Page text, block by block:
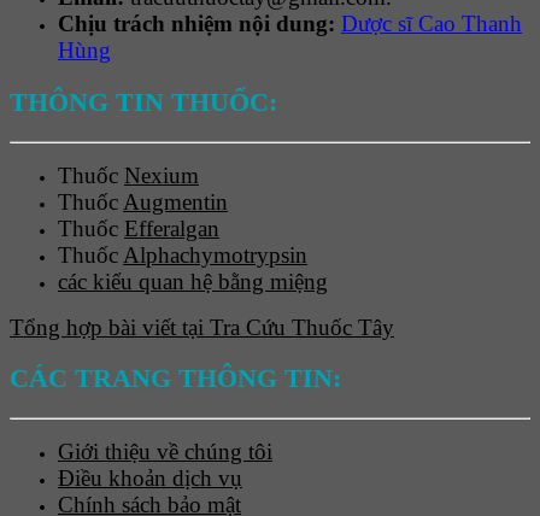
Chịu trách nhiệm nội dung: Dược sĩ Cao Thanh
Hùng
THÔNG TIN THUỐC:
Thuốc Nexium
Thuốc Augmentin
Thuốc Efferalgan
Thuốc Alphachymotrypsin
các kiểu quan hệ bằng miệng
Tổng hợp bài viết tại Tra Cứu Thuốc Tây
CÁC TRANG THÔNG TIN:
Giới thiệu về chúng tôi
Điều khoản dịch vụ
Chính sách bảo mật